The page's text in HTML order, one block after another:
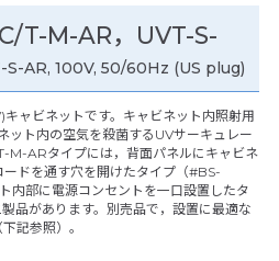
T-M-AR，UVT-S-
AR, 100V, 50/60Hz (US plug)
ャビネットです。キャビネット内照射用
ット内の空気を殺菌するUVサーキュレー
M-ARタイプには，背面パネルにキャビネ
ドを通す穴を開けたタイプ（#BS-
部に電源コンセントを一口設置したタ
があります。別売品で，設置に最適な
記参照）。